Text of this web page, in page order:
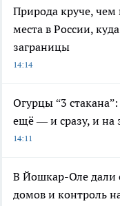
Природа круче,
места в России,
заграницы
14:14
Огурцы “3
ещё — и сразу, и на
14:11
В Йошкар-Оле дали
домов и контроль